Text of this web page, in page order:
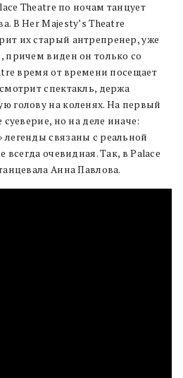
Theatre по ночам танцует
В Her Majesty’s Theatre
их старый антрепренер, уже
причем виден он только со
время от времени посещает
спектакль, держа
голову на коленях. На первый
суеверие, но на деле иначе:
легенды связаны с реальной
всегда очевидная. Так, в Palace
Анна Павлова.